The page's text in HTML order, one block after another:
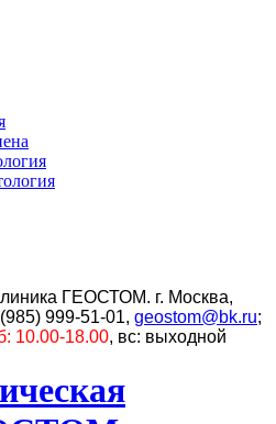
ГЕОСТОМ. г. Москва,
999-51-01,
;
10.00-18.00, вс: выходной